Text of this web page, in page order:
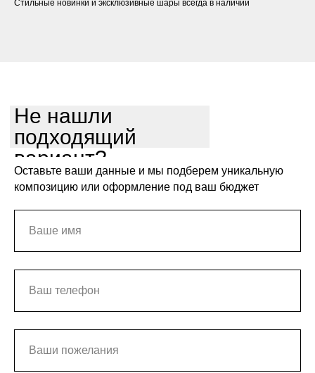
Стильные новинки и эксклюзивные шары всегда в наличии
Не нашли
подходящий
вариант?
Оставьте ваши данные и мы подберем уникальную
композицию или оформление под ваш бюджет